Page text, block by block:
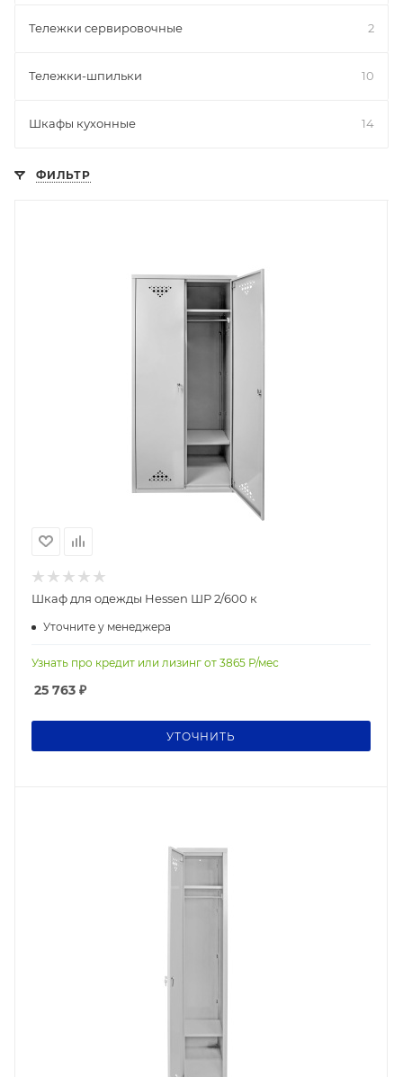
Тележки сервировочные 2
Тележки-шпильки 10
Шкафы кухонные 14
ФИЛЬТР
Шкаф для одежды Hessen ШР 2/600 к
Уточните у менеджера
Узнать про кредит или лизинг от 3865 Р/мес
25 763 ₽
УТОЧНИТЬ